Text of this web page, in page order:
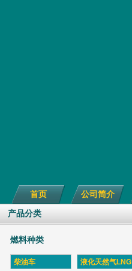
首页 公司简介
产品分类
燃料种类
柴油车 液化天然气LNG